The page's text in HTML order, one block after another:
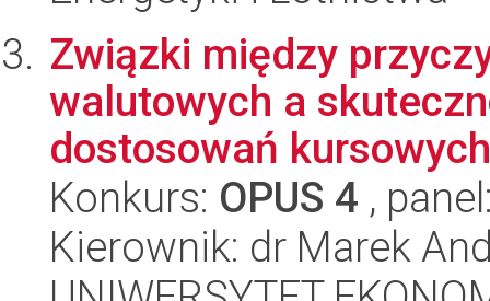
Związki między
walutowych a
dostosowań
Konkurs: OPUS 4 ,
Kierownik: dr Marek